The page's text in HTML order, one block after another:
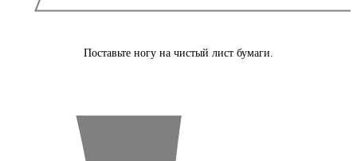
Поставьте ногу на чистый лист бумаги.